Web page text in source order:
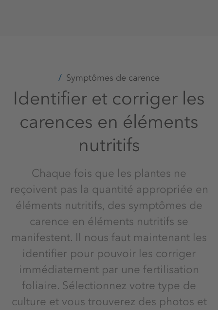
Symptômes de carence
Identifier et corriger les
carences en éléments
nutritifs
Chaque fois que les plantes ne
reçoivent pas la quantité appropriée en
éléments nutritifs, des symptômes de
carence en éléments nutritifs se
manifestent. Il nous faut maintenant les
identifier pour pouvoir les corriger
immédiatement par une fertilisation
foliaire. Sélectionnez votre type de
culture et vous trouverez des photos et